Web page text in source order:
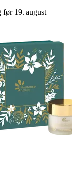
før 19. august